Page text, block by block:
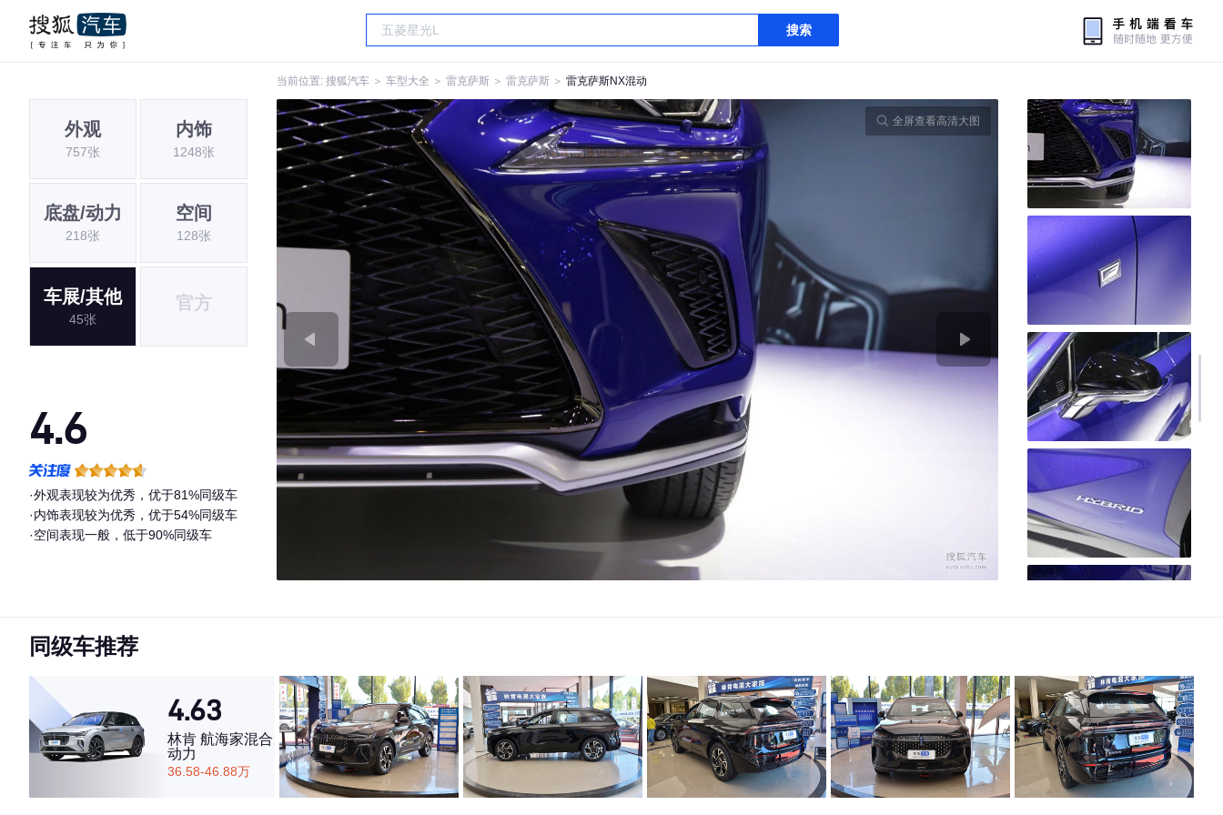
搜索
当前位置: 搜狐汽车 ＞ 车型大全 ＞ 雷克萨斯 ＞ 雷克萨斯 ＞ 雷克萨斯NX混动
外观
757张
内饰
1248张
底盘/动力
218张
空间
128张
车展/其他
45张
官方
4.6
·外观表现较为优秀，优于81%同级车
·内饰表现较为优秀，优于54%同级车
·空间表现一般，低于90%同级车
全屏查看高清大图
同级车推荐
4.63
林肯 航海家混合
动力
36.58-46.88万